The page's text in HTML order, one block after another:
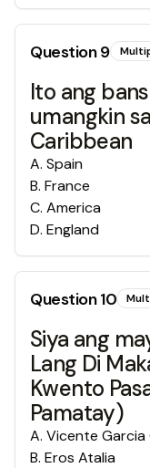
Question9
Ito ang
umangkin
Caribbean
A. Spain
B. France
C. America
D. England
Question10
Siya ang
Lang Di
Kwento
Pamatay)
A. Vicente Garcia
B. Eros Atalia